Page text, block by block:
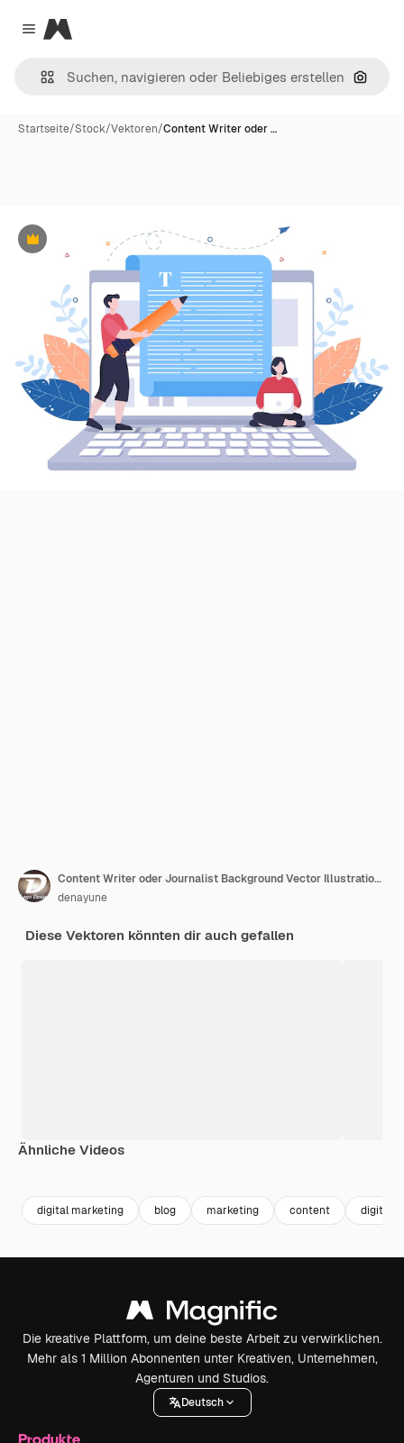
Close menu
Magnific
Nach
Startseite/Stock/Vektoren/Content Writer oder …
Premium
Content Writer oder Journalist Background Vector Illustration für Copy Writing, Forschung, Entwicklungsidee und Roman- oder Buchskript im flachen Stil
denayune
Diese Vektoren könnten dir auch gefallen
Ähnliche Videos
digital marketing blog marketing content digitale
Die kreative Plattform, um deine beste Arbeit zu verwirklichen.
Mehr als 1 Million Abonnenten unter Kreativen, Unternehmen,
Agenturen und Studios.
Deutsch
Produkte